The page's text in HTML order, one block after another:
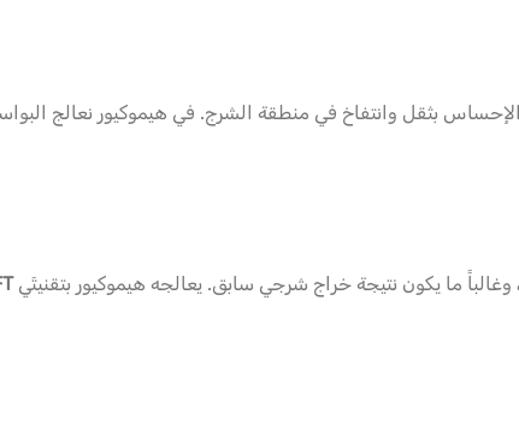
بثقل وانتفاخ في منطقة الشرج. في هيموكيور نعالج
ما يكون نتيجة خراج شرجي سابق. يعالجه هيموكيور بتقنيتَي